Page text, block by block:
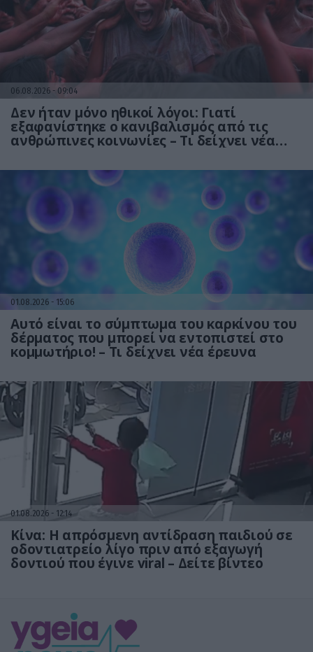
06.08.2026 09:04
Δεν ήταν μόνο ηθικοί λόγοι: Γιατί
εξαφανίστηκε ο κανιβαλισμός από τις
ανθρώπινες κοινωνίες – Τι δείχνει νέα
01.08.2026 15:06
Αυτό είναι το σύμπτωμα του καρκίνου του
δέρματος που μπορεί να εντοπιστεί στο
κομμωτήριο! – Τι δείχνει νέα έρευνα
01.08.2026 12:14
Κίνα: Η απρόσμενη αντίδραση παιδιού σε
οδοντιατρείο λίγο πριν από εξαγωγή
δοντιού που έγινε viral – Δείτε βίντεο